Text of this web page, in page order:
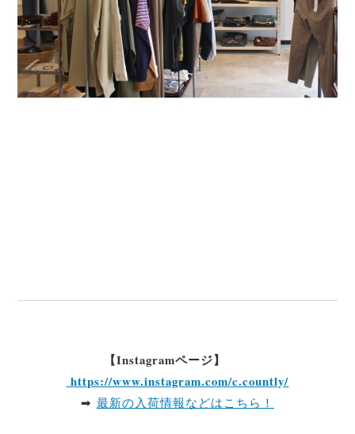
【Instagramページ】
https://www.instagram.com/c.countly/
➡ 最新の入荷情報などはこちら！